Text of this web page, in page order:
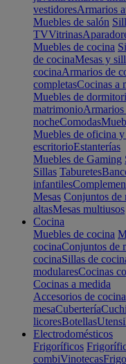
vestidoresArmarios
Muebles de salón
TVVitrinas
Muebles de cocina
de cocinaMesas y
cocinaArmarios de
completasCocinas a
Muebles de
matrimonio
nocheComodas
Muebles de oficina
escritorioEstanterías
Muebles de Gaming
Sillas Taburetes
infantiles
Mesas Conjuntos de
altasMesas multiusos
Cocina
Muebles de cocina
cocinaConjuntos de
cocinaSillas de
modularesCocinas
Cocinas a medida
Accesorios de cocina
mesaCubertería
licoresBotellas
Electrodomésticos
Frigoríficos
combiVinotecas